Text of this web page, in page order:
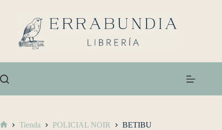
Tienda POLICIAL NOIR BETIBU